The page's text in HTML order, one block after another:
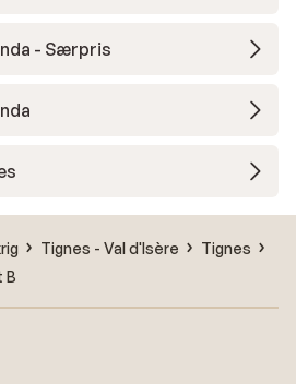
- Særpris
Tignes - Val d'Isère
Tignes
B